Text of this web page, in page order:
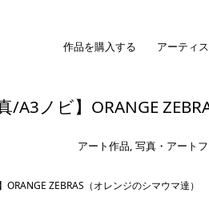
作品を購入する アーティ
/A3ノビ】ORANGE
アート作品, 写真・アートフ
ORANGE ZEBRAS（オレンジのシマウマ達）